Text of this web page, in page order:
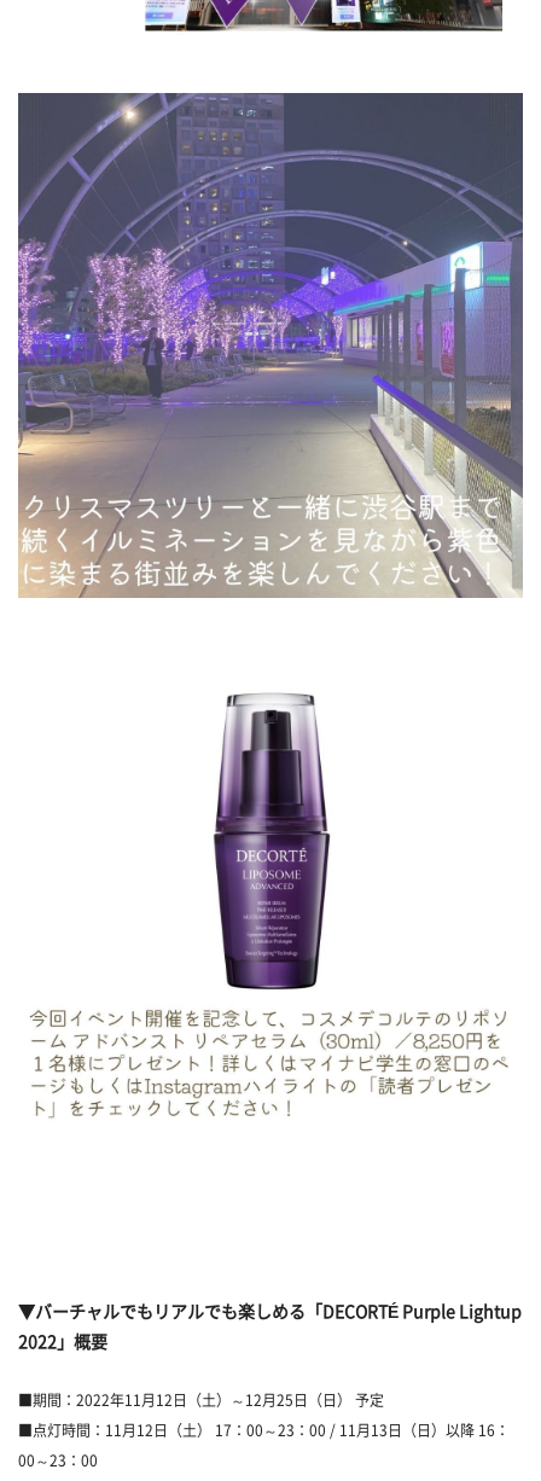
▼バーチャルでもリアルでも楽しめる「DECORTÉ Purple Lightup
2022」概要
■期間：2022年11月12日（土）～12月25日（日） 予定
■点灯時間：11月12日（土） 17：00～23：00 / 11月13日（日）以降 16：
00～23：00